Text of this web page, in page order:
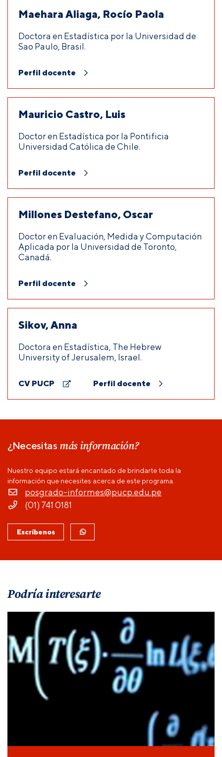
Maehara Aliaga, Rocío Paola
Doctora en Estadística por la Universidad de
Sao Paulo, Brasil.
Perfil docente
Mauricio Castro, Luis
Doctor en Estadística por la Pontificia
Universidad Católica de Chile.
Perfil docente
Millones Destefano, Oscar
Doctor en Evaluación, Medida y Computación
Aplicada por la Universidad de Toronto,
Canadá.
Perfil docente
Sikov, Anna
Doctora en Estadística, The Hebrew
University of Jerusalem, Israel.
CV PUCP Perfil docente
¿Necesitas más información?
Nuestro equipo estará encantado de brindarte toda la
información que necesites acerca de este programa.
posgrado-informes@pucp.edu.pe
(01) 741 0181
Escríbenos
Podría interesarte